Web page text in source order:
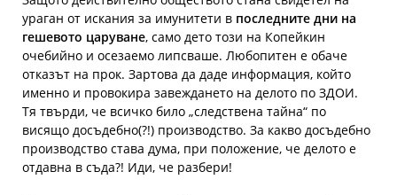
ураган от искания за имунитети в последните дни на
гешевото царуване, само дето този на Копейкин
очебийно и осезаемо липсваше. Любопитен е обаче
отказът на прок. Зартова да даде информация, който
именно и провокира завеждането на делото по ЗДОИ.
Тя твърди, че всичко било „следствена тайна“ по
висящо досъдебно(?!) производство. За какво досъдебно
производство става дума, при положение, че делото е
отдавна в съда?! Иди, че разбери!